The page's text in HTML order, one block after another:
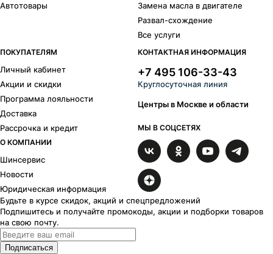
Автотовары
Замена масла в двигателе
Развал-схождение
Все услуги
ПОКУПАТЕЛЯМ
Личный кабинет
Акции и скидки
Программа лояльности
Доставка
Рассрочка и кредит
О КОМПАНИИ
Шинсервис
Новости
Юридическая информация
КОНТАКТНАЯ ИНФОРМАЦИЯ
+7 495 106-33-43
Круглосуточная линия
Центры в Москве и области
МЫ В СОЦСЕТЯХ
Будьте в курсе скидок, акций и спецпредложений
Подпишитесь и получайте промокоды, акции и подборки товаров
на свою почту.
Подписаться